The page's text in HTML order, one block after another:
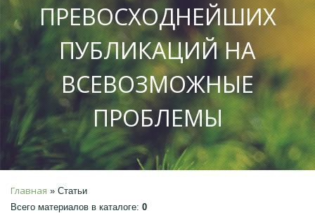
ПРЕВОСХОДНЕЙШИХ
ПУБЛИКАЦИЙ НА
ВСЕВОЗМОЖНЫЕ
ПРОБЛЕМЫ
Главная » Статьи
Всего материалов в каталоге: 0